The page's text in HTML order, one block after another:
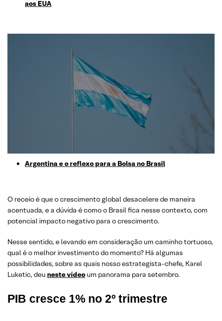
aos EUA
Argentina e o reflexo para a Bolsa no Brasil
O receio é que o crescimento global desacelere de maneira
acentuada, e a dúvida é como o Brasil fica nesse contexto, com
potencial impacto negativo para o crescimento.
Nesse sentido, e levando em consideração um caminho tortuoso,
qual é o melhor investimento do momento? Há algumas
possibilidades, sobre as quais nosso estrategista-chefe, Karel
Luketic, deu neste vídeo um panorama para setembro.
PIB cresce 1% no 2º trimestre